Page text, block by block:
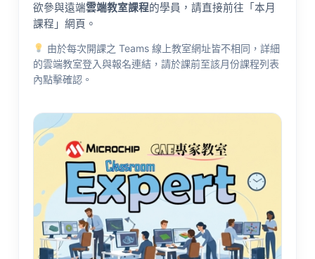
欲參與遠端雲端教室課程的學員，請直接前往「本月
課程」網頁。
由於每次開課之 Teams 線上教室網址皆不相同，詳細
的雲端教室登入與報名連結，請於課前至該月份課程列表
內點擊確認。